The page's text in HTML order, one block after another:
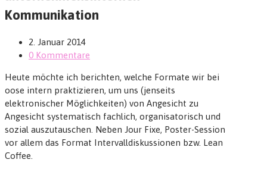
Kommunikation
2. Januar 2014
0 Kommentare
Heute möchte ich berichten, welche Formate wir bei
oose intern praktizieren, um uns (jenseits
elektronischer Möglichkeiten) von Angesicht zu
Angesicht systematisch fachlich, organisatorisch und
sozial auszutauschen. Neben Jour Fixe, Poster-Session
vor allem das Format Intervalldiskussionen bzw. Lean
Coffee.